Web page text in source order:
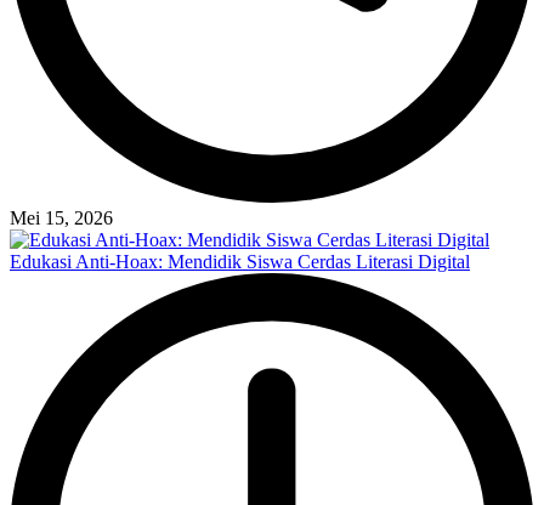
Mei 15, 2026
Edukasi Anti-Hoax: Mendidik Siswa Cerdas Literasi Digital